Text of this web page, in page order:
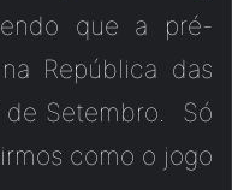
que a pré-
República das
de Setembro. Só
como o jogo